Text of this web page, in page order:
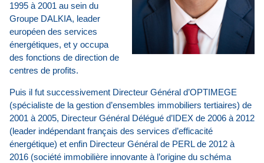
1995 à 2001 au sein du
Groupe DALKIA, leader
européen des services
énergétiques, et y occupa
des fonctions de direction de
centres de profits.
Puis il fut successivement Directeur Général d’OPTIMEGE
(spécialiste de la gestion d’ensembles immobiliers tertiaires) de
2001 à 2005, Directeur Général Délégué d’IDEX de 2006 à 2012
(leader indépendant français des services d’efficacité
énergétique) et enfin Directeur Général de PERL de 2012 à
2016 (société immobilière innovante à l’origine du schéma